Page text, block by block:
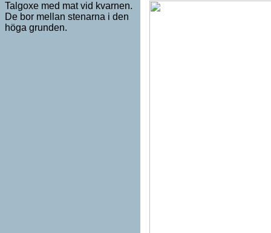
Talgoxe med mat vid kvarnen.
De bor mellan stenarna i den
höga grunden.